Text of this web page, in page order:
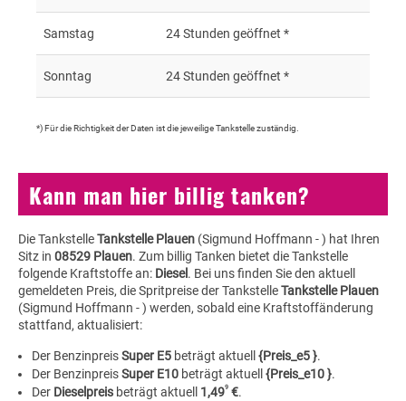
Samstag 24 Stunden geöffnet *
Sonntag 24 Stunden geöffnet *
*) Für die Richtigkeit der Daten ist die jeweilige Tankstelle zuständig.
Kann man hier billig tanken?
Die TankstelleTankstelle Plauen (Sigmund Hoffmann - ) hat Ihren
Sitz in 08529 Plauen. Zum billig Tanken bietet die Tankstelle
folgende Kraftstoffe an: Diesel. Bei uns finden Sie den aktuell
gemeldeten Preis, die Spritpreise der TankstelleTankstelle Plauen
(Sigmund Hoffmann - ) werden, sobald eine Kraftstoffänderung
stattfand, aktualisiert:
Der BenzinpreisSuper E5 beträgt aktuell {Preis_e5 }.
Der BenzinpreisSuper E10 beträgt aktuell {Preis_e10 }.
Der Dieselpreis beträgt aktuell 1,499 €.